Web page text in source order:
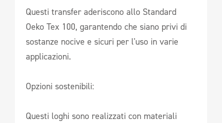
Questi transfer aderiscono allo Standard
Oeko Tex 100, garantendo che siano privi di
sostanze nocive e sicuri per l'uso in varie
applicazioni.
Opzioni sostenibili:
Questi loghi sono realizzati con materiali